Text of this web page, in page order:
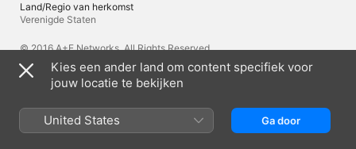
Land/Regio van herkomst
Verenigde Staten
© 2016 A+E Networks. All Rights Reserved.
Talen
Oorspronkelijke audio
Engels, Engels (Verenigd Koninkrijk)
Kies een ander land om content specifiek voor
jouw locatie te bekijken
United States Ga door